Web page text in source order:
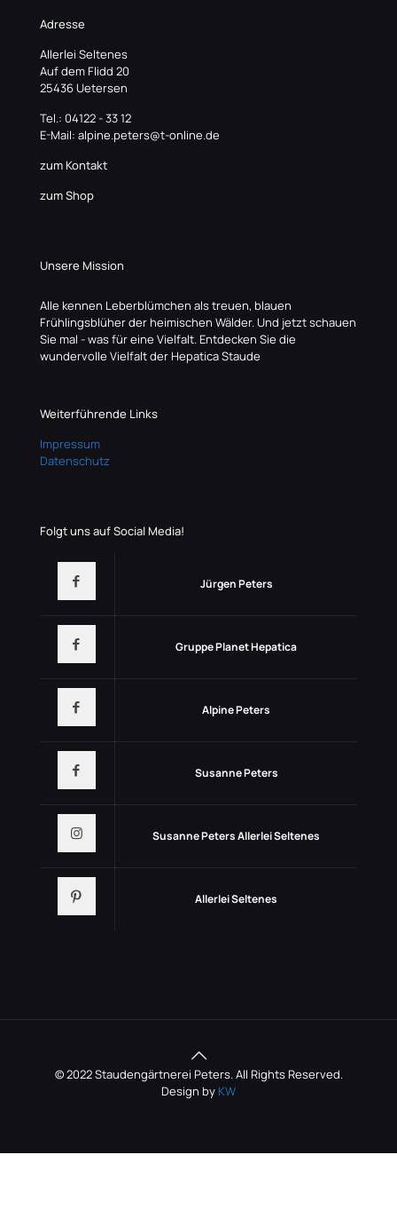
Adresse
Allerlei Seltenes
Auf dem Flidd 20
25436 Uetersen
Tel.: 04122 - 33 12
E-Mail: alpine.peters@t-online.de
zum Kontakt
zum Shop
Unsere Mission
Alle kennen Leberblümchen als treuen, blauen
Frühlingsblüher der heimischen Wälder. Und jetzt schauen
Sie mal - was für eine Vielfalt. Entdecken Sie die
wundervolle Vielfalt der Hepatica Staude
Weiterführende Links
Impressum
Datenschutz
Folgt uns auf Social Media!
Jürgen Peters
Gruppe Planet Hepatica
Alpine Peters
Susanne Peters
Susanne Peters Allerlei Seltenes
Allerlei Seltenes
© 2022 Staudengärtnerei Peters. All Rights Reserved.
Design by KW